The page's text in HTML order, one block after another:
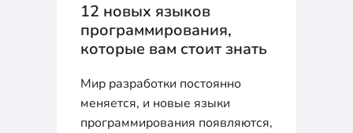
12 новых языков
программирования,
которые вам стоит знать
Мир разработки постоянно
меняется, и новые языки
программирования появляются,